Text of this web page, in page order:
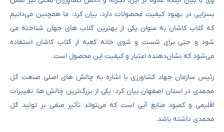
بسزایی در بهبود کیفیت محصولات دارد، بیان کرد: ما همچنین می‌دانیم
که گلاب کاشان به عنوان یکی از بهترین گلاب ‌های جهان شناخته می
‌شود و حتی برای شست ‌و شوی خانه کعبه از گلاب کاشان استفاده
می‌شود که نشان‌دهنده اعتبار و کیفیت این محصول است.
رئیس سازمان جهاد کشاورزی با اشاره به چالش های اصلی صنعت گل
محمدی در استان اصفهان بیان کرد: یکی از بزرگ‌ترین چالش‌ ها، تغییرات
اقلیمی و کمبود منابع آبی است که می‌تواند تأثیر منفی بر تولید گل
محمدی داشته باشد.